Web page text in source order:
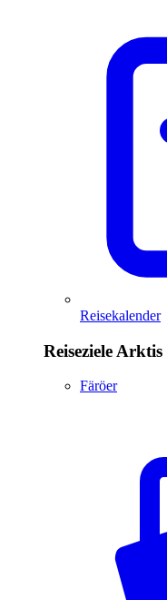
Reisekalender
Reiseziele Arktis
Färöer